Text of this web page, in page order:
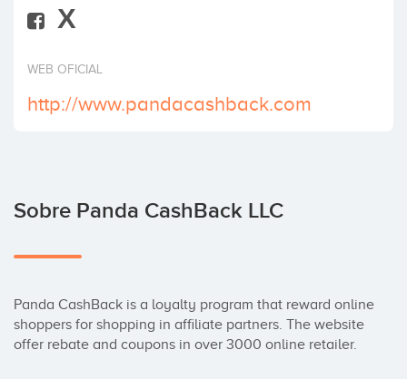
Invertir X
WEB OFICIAL
http://www.pandacashback.com
Sobre Panda CashBack LLC
Panda CashBack is a loyalty program that reward online
shoppers for shopping in affiliate partners. The website
offer rebate and coupons in over 3000 online retailer.